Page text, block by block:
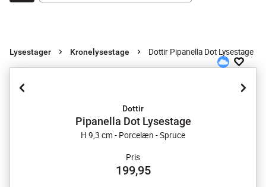
Lysestager Kronelysestage Dottir Pipanella Dot Lysestage
Dottir
Pipanella Dot Lysestage
H 9,3 cm - Porcelæn - Spruce
Pris
199,95